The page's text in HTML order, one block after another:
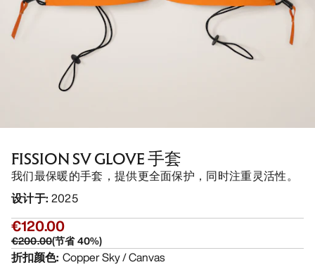
FISSION SV GLOVE 手套
我们最保暖的手套，提供更全面保护，同时注重灵活性。
设计于: 2025
€120.00
€200.00(节省40%)
折扣颜色: Copper Sky / Canvas